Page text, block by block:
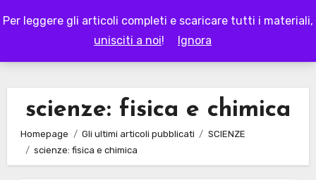
Per leggere gli articoli completi e scaricare tutti i materiali,
unisciti a noi! Ignora
to
LAPAPPADOLCE
scienze: fisica e chimica
Homepage Gli ultimi articoli pubblicati
SCIENZE
scienze: fisica e chimica